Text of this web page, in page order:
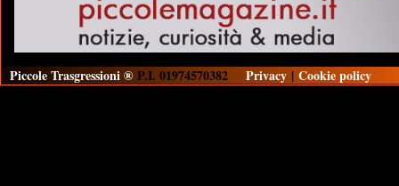
Piccole Trasgressioni ® P.I. 01974570382 Privacy | Cookie policy